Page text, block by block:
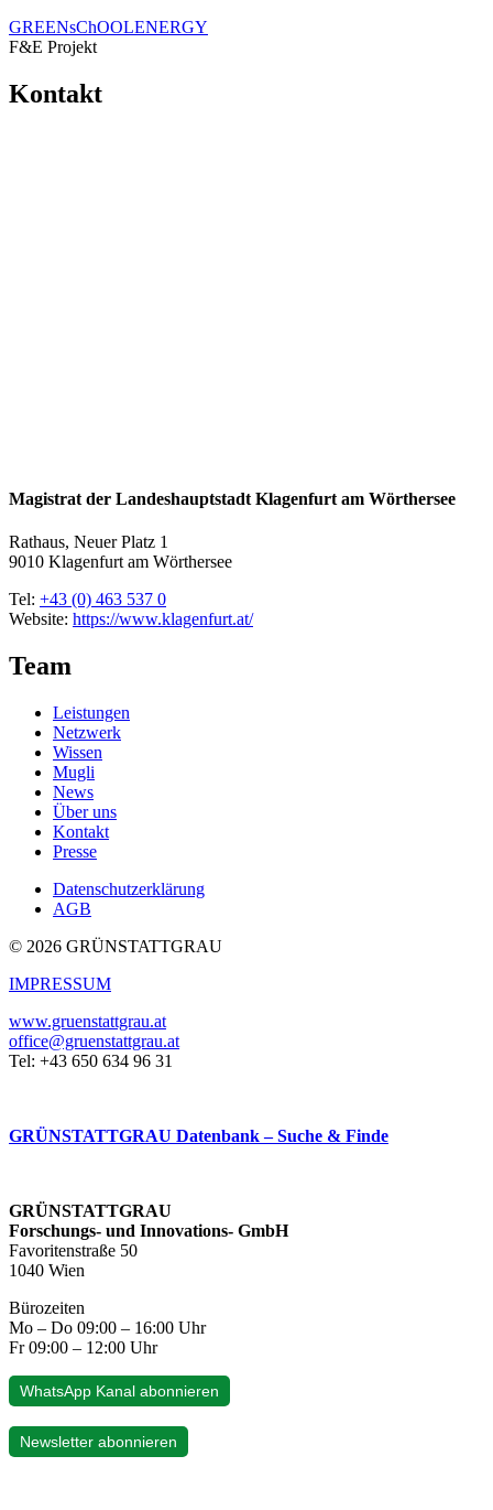
GREENsChOOLENERGY
F&E Projekt
Kontakt
Magistrat der Landeshauptstadt Klagenfurt am Wörthersee
Rathaus, Neuer Platz 1
9010 Klagenfurt am Wörthersee
Tel: +43 (0) 463 537 0
Website: https://www.klagenfurt.at/
Team
Leistungen
Netzwerk
Wissen
Mugli
News
Über uns
Kontakt
Presse
Datenschutzerklärung
AGB
© 2026 GRÜNSTATTGRAU
IMPRESSUM
www.gruenstattgrau.at
office@gruenstattgrau.at
Tel: +43 650 634 96 31
GRÜNSTATTGRAU Datenbank – Suche & Finde
GRÜNSTATTGRAU
Forschungs- und Innovations- GmbH
Favoritenstraße 50
1040 Wien
Bürozeiten
Mo – Do 09:00 – 16:00 Uhr
Fr 09:00 – 12:00 Uhr
WhatsApp Kanal abonnieren
Newsletter abonnieren